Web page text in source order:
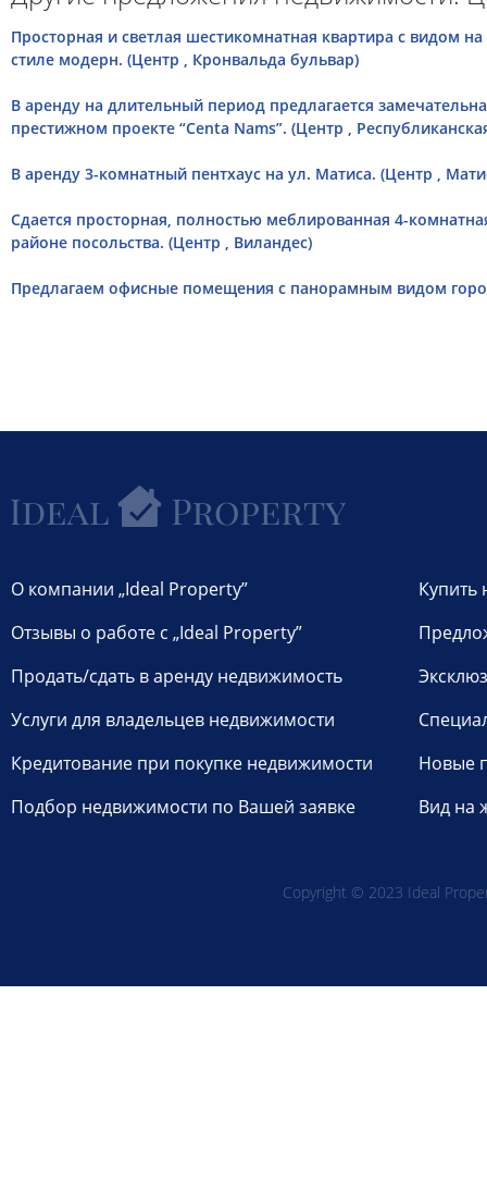
Просторная и светлая шестикомнатная квартира с видом
стиле модерн. (Центр , Кронвальда бульвар)
В аренду на длительный период предлагается
престижном проекте “Centa Nams”. (Центр ,
В аренду 3-комнатный пентхаус на ул. Матиса. (Центр ,
Сдается просторная, полностью меблированная 4-
районе посольства. (Центр , Виландес)
Предлагаем офисные помещения с панорамным видом
О компании „Ideal Property”
Отзывы о работе с „Ideal Property”
Продать/сдать в аренду недвижимость
Услуги для владельцев недвижимости
Кредитование при покупке недвижимости
Подбор недвижимости по Вашей заявке
Купить
Новые
Вид на
Copyright © 2023 Ideal